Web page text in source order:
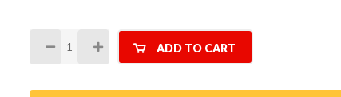
ADD TO CART